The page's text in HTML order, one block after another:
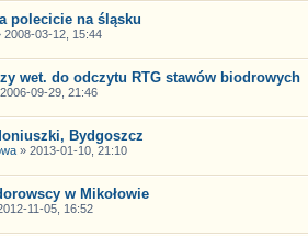
polecicie na śląsku
03-12, 15:44
wet. do odczytu RTG stawów biodrowych
09-29, 21:46
Bydgoszcz
» 2013-01-10, 21:10
w Mikołowie
11-05, 16:52